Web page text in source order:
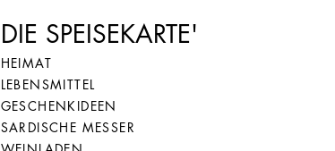
DIE SPEISEKARTE'
HEIMAT
LEBENSMITTEL
GESCHENKIDEEN
SARDISCHE MESSER